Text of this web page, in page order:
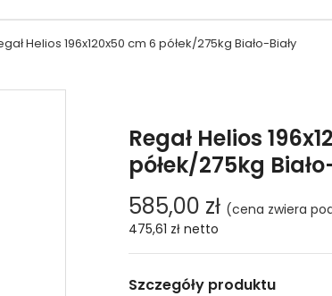
Helios 196x120x50 cm 6 półek/275kg Biało-Biały
Regał Helios
półek/275kg
585,00 zł (cena zwiera
475,61 zł netto
Szczegóły produktu